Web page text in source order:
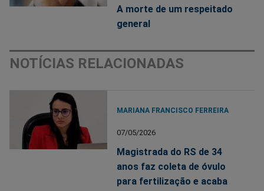
A morte de um respeitado
general
NOTÍCIAS RELACIONADAS
MARIANA FRANCISCO FERREIRA
07/05/2026
Magistrada do RS de 34
anos faz coleta de óvulo
para fertilização e acaba